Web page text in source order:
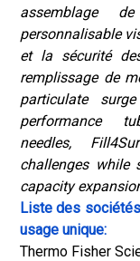
assemblage
personnalisable
et la sécurité
remplissage de
particulate
performance
needles,
challenges while
capacity
Liste des
usage unique:
Thermo Fisher